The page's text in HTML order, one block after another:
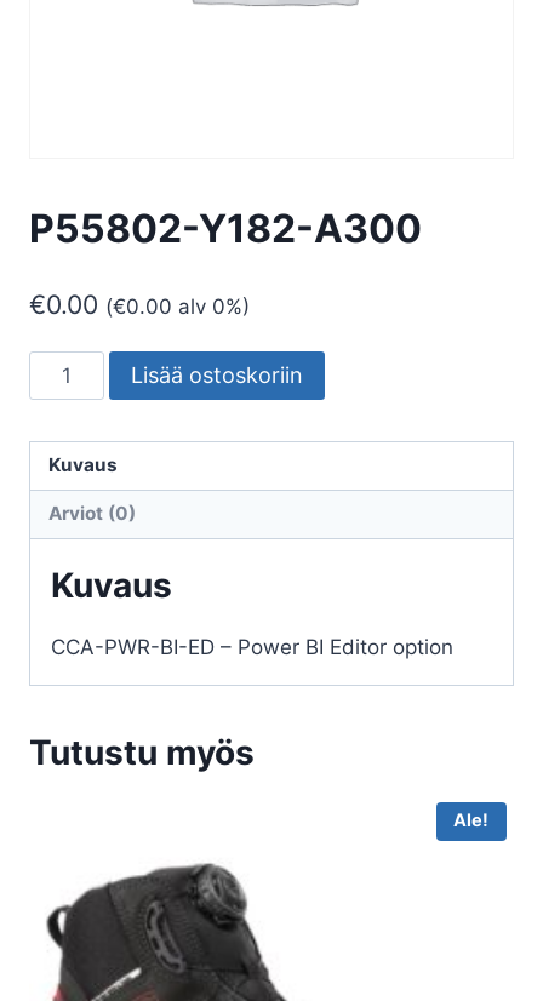
P55802-Y182-A300
€0.00 (€0.00 alv 0%)
P55802-
Y182-
määrä
Lisää ostoskoriin
Kuvaus
Arviot (0)
Kuvaus
CCA-PWR-BI-ED – Power BI Editor option
Tutustu myös
Ale!